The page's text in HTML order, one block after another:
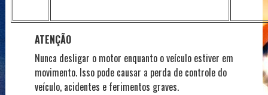
ATENÇÃO
Nunca desligar o motor enquanto o veículo estiver em
movimento. Isso pode causar a perda de controle do
veículo, acidentes e ferimentos graves.